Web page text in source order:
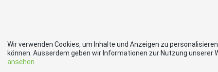
Wir verwenden Cookies, um Inhalte und Anzeigen zu
können. Ausserdem geben wir Informationen zur Nutzung
ansehen